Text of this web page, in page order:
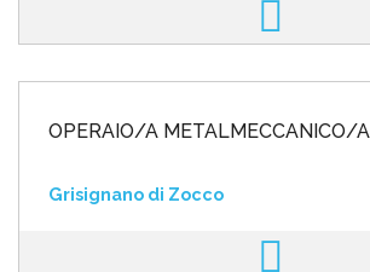
OPERAIO/A METALMECCANICO/A
Grisignano di Zocco